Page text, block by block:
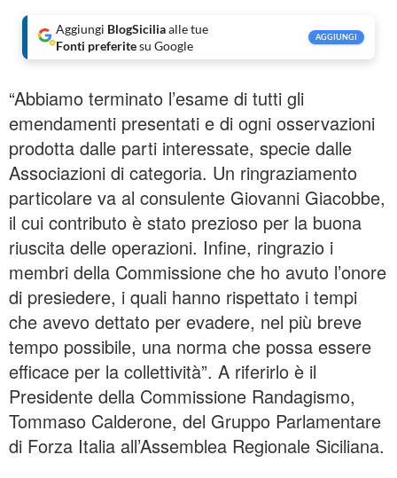
Aggiungi BlogSiciliaalle tue
Fonti preferitesu Google
AGGIUNGI
“Abbiamo terminato l’esame di tutti gli
emendamenti presentati e di ogni osservazioni
prodotta dalle parti interessate, specie dalle
Associazioni di categoria. Un ringraziamento
particolare va al consulente Giovanni Giacobbe,
il cui contributo è stato prezioso per la buona
riuscita delle operazioni. Infine, ringrazio i
membri della Commissione che ho avuto l’onore
di presiedere, i quali hanno rispettato i tempi
che avevo dettato per evadere, nel più breve
tempo possibile, una norma che possa essere
efficace per la collettività”. A riferirlo è il
Presidente della Commissione Randagismo,
Tommaso Calderone, del Gruppo Parlamentare
di Forza Italia all’Assemblea Regionale Siciliana.